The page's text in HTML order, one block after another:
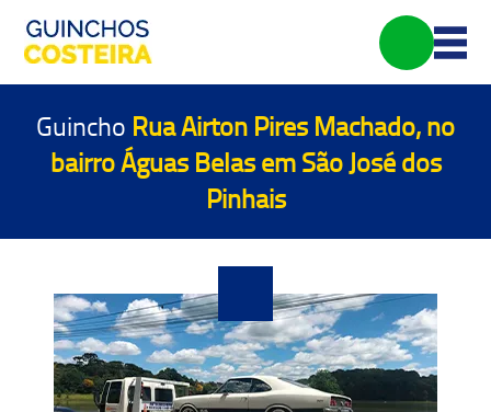
Guincho Rua Airton Pires Machado, no
bairro Águas Belas em São José dos
Pinhais